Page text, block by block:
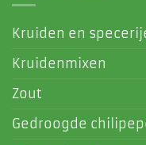
Kruiden en
Kruidenmixen
Zout
Gedroogde